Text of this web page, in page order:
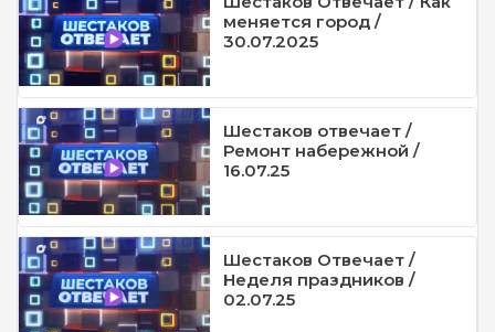
меняется город /
30.07.2025
Шестаков отвечает /
Ремонт набережной /
16.07.25
Шестаков Отвечает /
Неделя праздников /
02.07.25